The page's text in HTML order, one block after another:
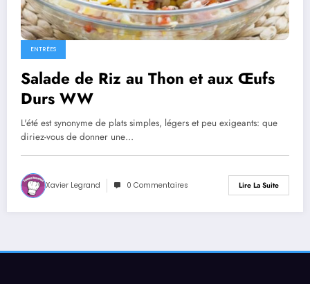
ENTRÉES
Salade de Riz au Thon et aux Œufs
Durs WW
L'été est synonyme de plats simples, légers et peu exigeants: que
diriez-vous de donner une…
Xavier Legrand 0 Commentaires Lire La Suite